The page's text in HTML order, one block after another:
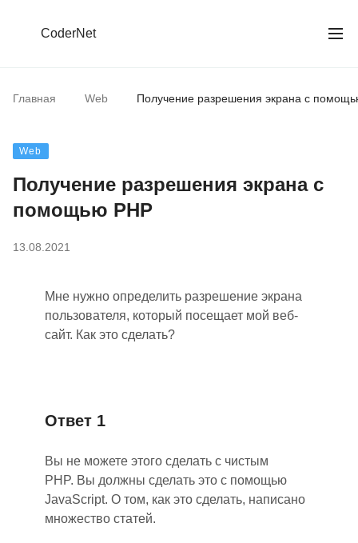
CoderNet
Главная Web Получение разрешения экрана с
Web
Получение разрешения экрана с
помощью PHP
13.08.2021
Мне нужно определить разрешение экрана
пользователя, который посещает мой веб-
сайт. Как это сделать?
Ответ 1
Вы не можете этого сделать с чистым
PHP. Вы должны сделать это с помощью
JavaScript. О том, как это сделать, написано
множество статей.